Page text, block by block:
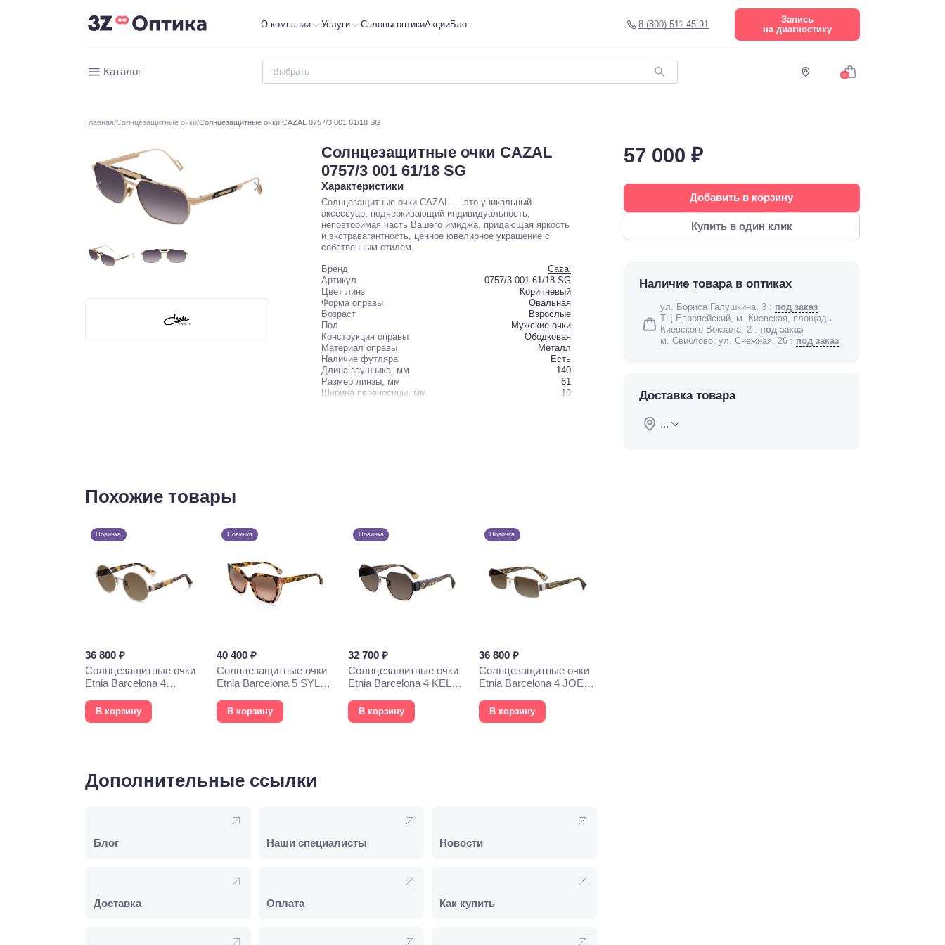
О компании Услуги Салоны оптикиАкцииБлог 8 (800) 511-45-91
Запись
на диагностику
Каталог 0
Главная Солнцезащитные очки Солнцезащитные очки CAZAL 0757/3 001 61/18 SG
Солнцезащитные очки CAZAL
0757/3 001 61/18 SG
Характеристики
Солнцезащитные очки CAZAL — это уникальный
аксессуар, подчеркивающий индивидуальность,
неповторимая часть Вашего имиджа, придающая яркость
и экстравагантность, ценное ювелирное украшение с
собственным стилем.
Бренд
Cazal
Артикул
0757/3 001 61/18 SG
Цвет линз
Коричневый
Форма оправы
Овальная
Возраст
Взрослые
Пол
Мужские очки
Конструкция оправы
Ободковая
Материал оправы
Металл
Наличие футляра
Есть
Длина заушника, мм
140
Размер линзы, мм
61
Ширина переносицы, мм
18
57 000 ₽
Добавить в корзину
Купить в один клик
Наличие товара в оптиках
ул. Бориса Галушкина, 3 : под заказ
ТЦ Европейский, м. Киевская, площадь
Киевского Вокзала, 2 : под заказ
м. Свиблово, ул. Снежная, 26 : под заказ
Доставка товара
...
Похожие товары
Новинка
36 800 ₽
Солнцезащитные очки
Etnia Barcelona 4
В корзину
Новинка
40 400 ₽
Солнцезащитные очки
Etnia Barcelona 5 SYLYS
В корзину
Новинка
32 700 ₽
Солнцезащитные очки
Etnia Barcelona 4 KELLY
В корзину
Новинка
36 800 ₽
Солнцезащитные очки
Etnia Barcelona 4 JOEY
В корзину
Дополнительные ссылки
Блог Наши специалисты Новости
Доставка Оплата Как купить